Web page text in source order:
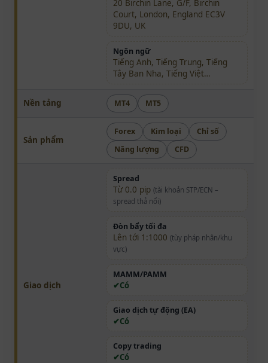
20 Birchin Lane, G/F, Birchin
Court, London, England EC3V
9DU, UK
Ngôn ngữ
Tiếng Anh, Tiếng Trung, Tiếng
Tây Ban Nha, Tiếng Việt…
Nền tảng MT4 MT5
Sản phẩm
Forex Kim loại
Chỉ số
Năng lượng
CFD
Giao dịch
Spread
Từ 0.0 pip (tài khoản STP/ECN –
spread thả nổi)
Đòn bẩy tối đa
Lên tới 1:1000 (tùy pháp nhân/khu
vực)
MAMM/PAMM
Có
Giao dịch tự động (EA)
Có
Copy trading
Có